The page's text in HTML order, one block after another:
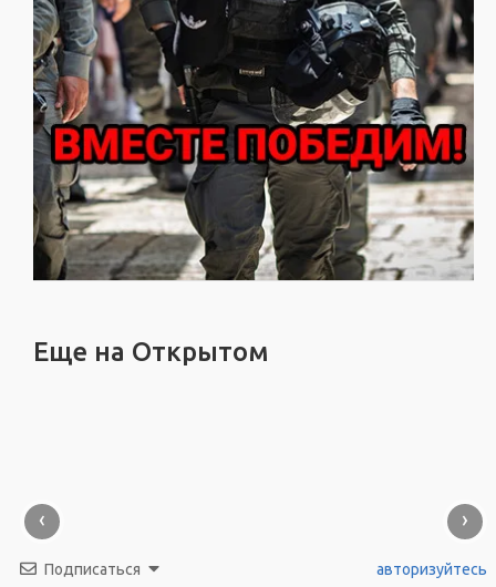
Еще на Открытом
‹ ›
Подписаться авторизуйтесь